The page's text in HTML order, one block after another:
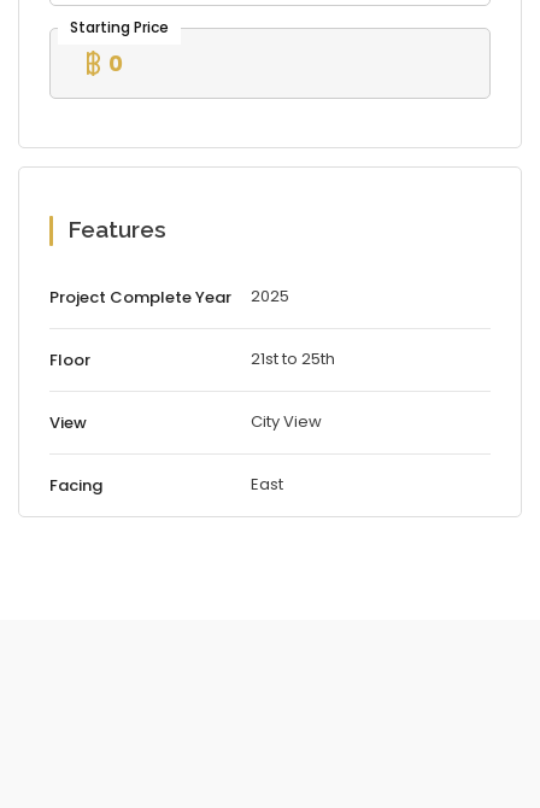
0
Features
Project Complete Year 2025
Floor 21st to 25th
View City View
Facing East